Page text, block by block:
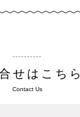
せはこちら
Contact Us